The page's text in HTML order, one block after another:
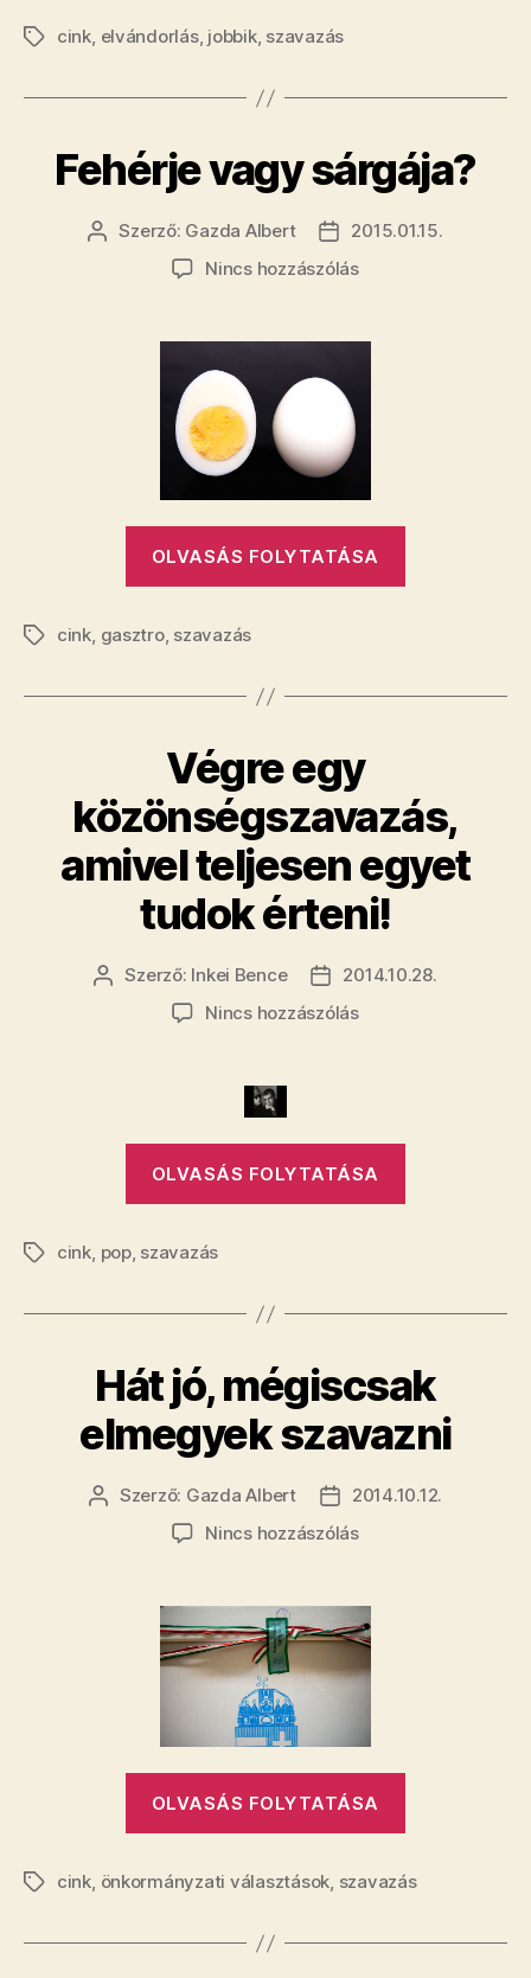
innen,
a
Jobbik
Címkék
cink, elvándorlás, jobbik, szavazás
Fehérje vagy sárgája?
Bejegyzés
Szerző: Gazda Albert
Bejegyzés
dátuma
2015.01.15.
Nincs hozzászólása(z)
sárgája?
OLVASÁS FOLYTATÁSA
Címkék
cink, gasztro, szavazás
Végre egy
közönségszavazás,
amivel teljesen egyet
tudok érteni!
Bejegyzés
szerzője
Szerző: Inkei Bence
Bejegyzés
dátuma
2014.10.28.
Nincs hozzászólása(z)
teljesen
egyet
OLVASÁS FOLYTATÁSA
egyet
érteni!”
Címkék
cink, pop, szavazás
Hát jó, mégiscsak
elmegyek szavazni
Bejegyzés
Szerző: Gazda Albert
Bejegyzés
dátuma
2014.10.12.
Nincs hozzászólása(z)
mégiscsak
elmegyek
OLVASÁS FOLYTATÁSA
elmegyek
Címkék
cink, önkormányzati választások, szavazás